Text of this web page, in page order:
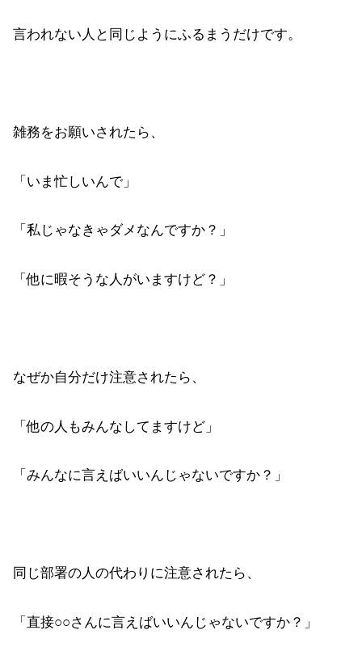
言われない人と同じようにふるまうだけです。
雑務をお願いされたら、
「いま忙しいんで」
「私じゃなきゃダメなんですか？」
「他に暇そうな人がいますけど？」
なぜか自分だけ注意されたら、
「他の人もみんなしてますけど」
「みんなに言えばいいんじゃないですか？」
同じ部署の人の代わりに注意されたら、
「直接○○さんに言えばいいんじゃないですか？」